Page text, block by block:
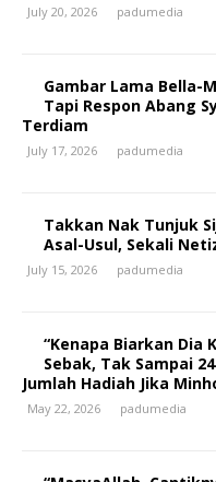
July 20, 2026 padumedia
Gambar Lama Bella-
Tapi Respon Abang
Terdiam
July 17, 2026 padumedia
Takkan Nak Tunjuk
Asal-Usul, Sekali
July 15, 2026 padumedia
“Kenapa Biarkan Dia
Sebak, Tak Sampai
Jumlah Hadiah Jika
May 22, 2026 padumedia